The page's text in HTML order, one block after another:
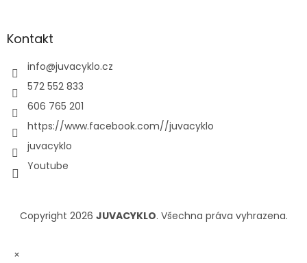
Kontakt
info@juvacyklo.cz
572 552 833
606 765 201
https://www.facebook.com//juvacyklo
juvacyklo
Youtube
Copyright 2026 JUVACYKLO. Všechna práva vyhrazena.
×